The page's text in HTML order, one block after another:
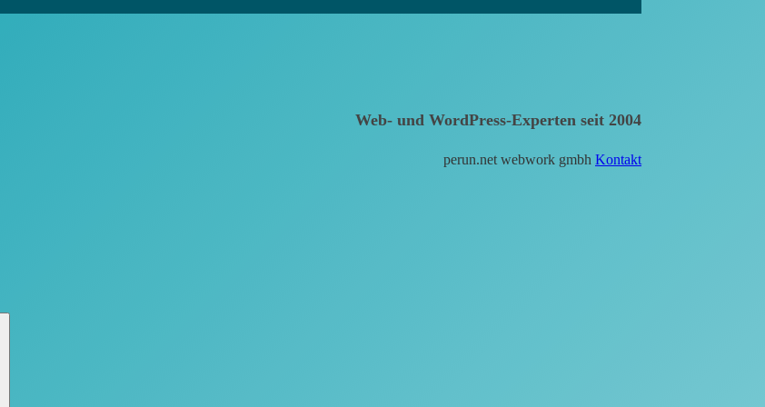
Web- und WordPress-Experten seit 2004
perun.net webwork gmbh Kontakt